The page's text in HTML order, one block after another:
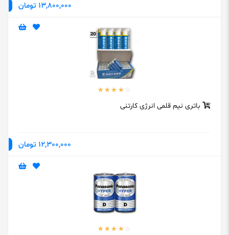
13,800,000 تومان
باتری نیم قلمی انرژی کارتنی
12,300,000 تومان